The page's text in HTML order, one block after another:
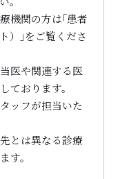
機関の方は｢患者
）｣をご覧くださ
医や関連する医
ております。
ッフが担当いた
とは異なる診療
す。